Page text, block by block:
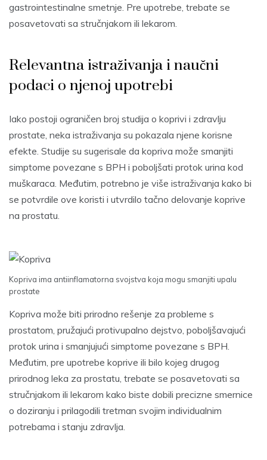
gastrointestinalne smetnje. Pre upotrebe, trebate se
posavetovati sa stručnjakom ili lekarom.
Relevantna istraživanja i naučni
podaci o njenoj upotrebi
Iako postoji ograničen broj studija o koprivi i zdravlju
prostate, neka istraživanja su pokazala njene korisne
efekte. Studije su sugerisale da kopriva može smanjiti
simptome povezane s BPH i poboljšati protok urina kod
muškaraca. Međutim, potrebno je više istraživanja kako bi
se potvrdile ove koristi i utvrdilo tačno delovanje koprive
na prostatu.
Kopriva ima antiinflamatorna svojstva koja mogu smanjiti upalu
prostate
Kopriva može biti prirodno rešenje za probleme s
prostatom, pružajući protivupalno dejstvo, poboljšavajući
protok urina i smanjujući simptome povezane s BPH.
Međutim, pre upotrebe koprive ili bilo kojeg drugog
prirodnog leka za prostatu, trebate se posavetovati sa
stručnjakom ili lekarom kako biste dobili precizne smernice
o doziranju i prilagodili tretman svojim individualnim
potrebama i stanju zdravlja.